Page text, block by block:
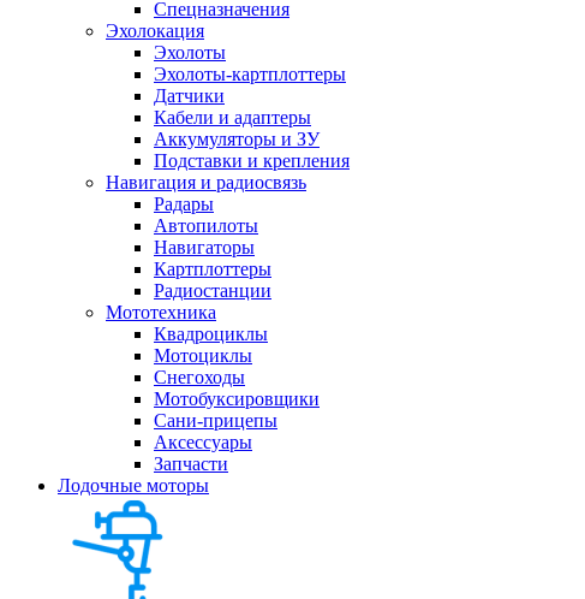
Спецназначения
Эхолокация
Эхолоты
Эхолоты-картплоттеры
Датчики
Кабели и адаптеры
Аккумуляторы и ЗУ
Подставки и крепления
Навигация и радиосвязь
Радары
Автопилоты
Навигаторы
Картплоттеры
Радиостанции
Мототехника
Квадроциклы
Мотоциклы
Снегоходы
Мотобуксировщики
Сани-прицепы
Аксессуары
Запчасти
Лодочные моторы